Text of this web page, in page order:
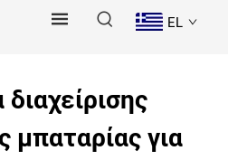
EL
μπαταρίας για